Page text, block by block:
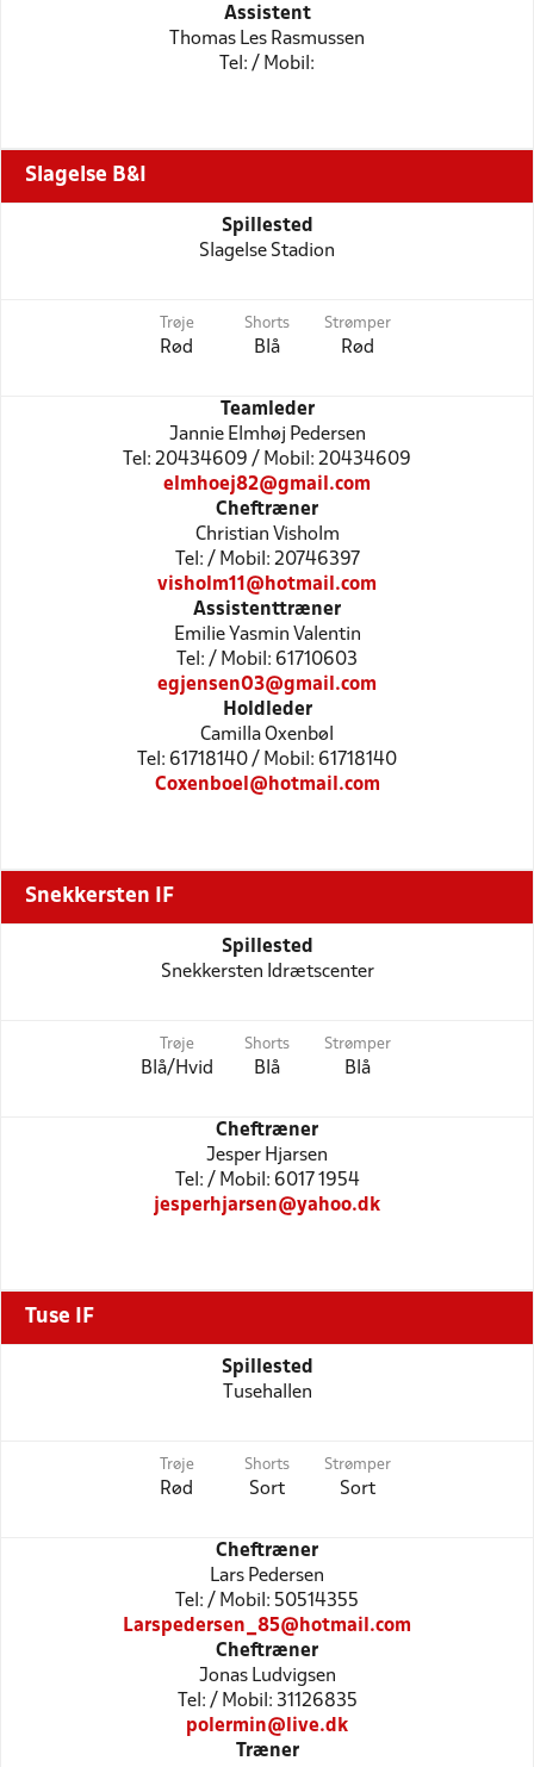
Assistent
Thomas Les Rasmussen
Tel: / Mobil:
Slagelse B&I
Spillested
Slagelse Stadion
Trøje
Rød
Shorts
Blå
Strømper
Rød
Teamleder
Jannie Elmhøj Pedersen
Tel: 20434609 / Mobil: 20434609
elmhoej82@gmail.com
Cheftræner
Christian Visholm
Tel: / Mobil: 20746397
visholm11@hotmail.com
Assistenttræner
Emilie Yasmin Valentin
Tel: / Mobil: 61710603
egjensen03@gmail.com
Holdleder
Camilla Oxenbøl
Tel: 61718140 / Mobil: 61718140
Coxenboel@hotmail.com
Snekkersten IF
Spillested
Snekkersten Idrætscenter
Trøje
Blå/Hvid
Shorts
Blå
Strømper
Blå
Cheftræner
Jesper Hjarsen
Tel: / Mobil: 6017 1954
jesperhjarsen@yahoo.dk
Tuse IF
Spillested
Tusehallen
Trøje
Rød
Shorts
Sort
Strømper
Sort
Cheftræner
Lars Pedersen
Tel: / Mobil: 50514355
Larspedersen_85@hotmail.com
Cheftræner
Jonas Ludvigsen
Tel: / Mobil: 31126835
polermin@live.dk
Træner